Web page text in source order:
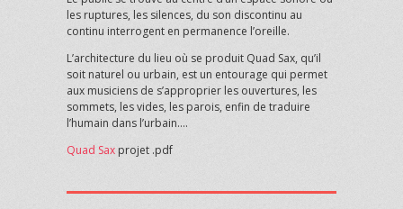
les ruptures, les silences, du son discontinu au
continu interrogent en permanence l’oreille.
L’architecture du lieu où se produit Quad Sax, qu’il
soit naturel ou urbain, est un entourage qui permet
aux musiciens de s’approprier les ouvertures, les
sommets, les vides, les parois, enfin de traduire
l’humain dans l’urbain….
Quad Sax projet .pdf